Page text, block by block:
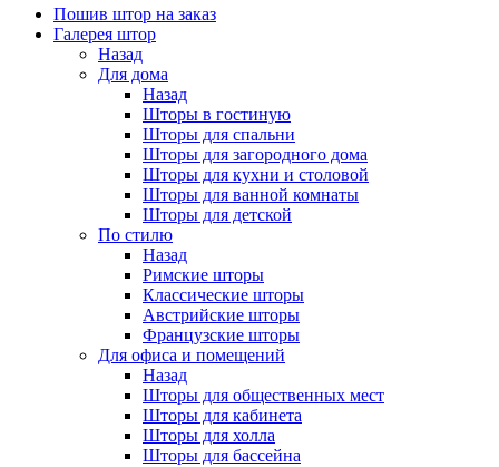
Пошив штор на заказ
Галерея штор
Назад
Для дома
Назад
Шторы в гостиную
Шторы для спальни
Шторы для загородного дома
Шторы для кухни и столовой
Шторы для ванной комнаты
Шторы для детской
По стилю
Назад
Римские шторы
Классические шторы
Австрийские шторы
Французские шторы
Для офиса и помещений
Назад
Шторы для общественных мест
Шторы для кабинета
Шторы для холла
Шторы для бассейна